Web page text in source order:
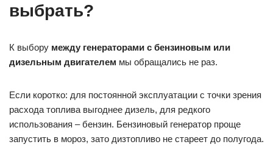
выбрать?
К выбору между генераторами с бензиновым или
дизельным двигателем мы обращались не раз.
Если коротко: для постоянной эксплуатации с точки зрения
расхода топлива выгоднее дизель, для редкого
использования – бензин. Бензиновый генератор проще
запустить в мороз, зато дизтопливо не стареет до полугода.